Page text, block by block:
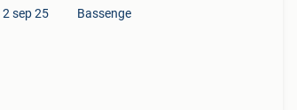
2 sep 25 Bassenge